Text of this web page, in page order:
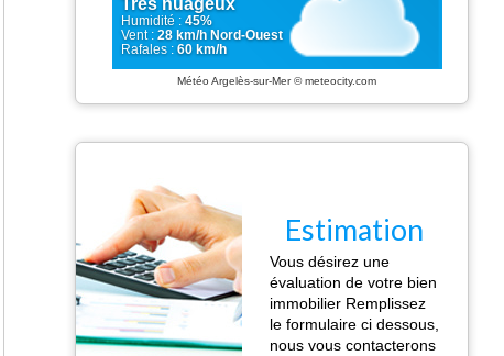
Météo Argelès-sur-Mer© meteocity.com
Estimation
Vous désirez une
évaluation de votre bien
immobilier Remplissez
le formulaire ci dessous,
nous vous contacterons